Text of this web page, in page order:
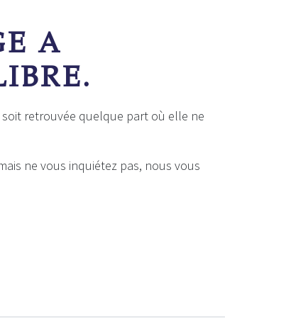
A
retrouvée quelque part où elle ne
ne vous inquiétez pas, nous vous